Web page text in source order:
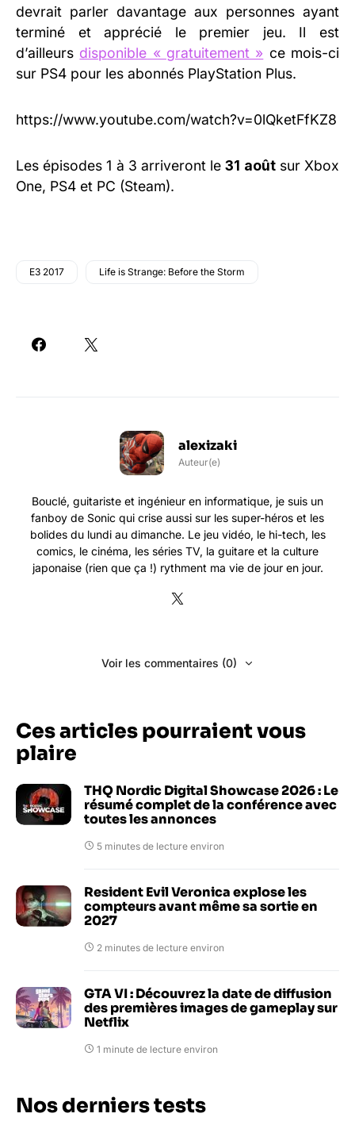
devrait parler davantage aux personnes ayant
terminé et apprécié le premier jeu. Il est
d’ailleurs disponible « gratuitement » ce mois-ci
sur PS4 pour les abonnés PlayStation Plus.
https://www.youtube.com/watch?v=0lQketFfKZ8
Les épisodes 1 à 3 arriveront le31 aoûtsur Xbox
One, PS4 et PC (Steam).
E3 2017 Life is Strange: Before the Storm
alexizaki
Auteur(e)
Bouclé, guitariste et ingénieur en informatique, je suis un
fanboy de Sonic qui crise aussi sur les super-héros et les
bolides du lundi au dimanche. Le jeu vidéo, le hi-tech, les
comics, le cinéma, les séries TV, la guitare et la culture
japonaise (rien que ça !) rythment ma vie de jour en jour.
Voir les commentaires (0)
Ces articles pourraient vous
plaire
THQ Nordic Digital Showcase 2026 : Le
résumé complet de la conférence avec
toutes les annonces
5 minutes de lecture environ
Resident Evil Veronica explose les
compteurs avant même sa sortie en
2027
2 minutes de lecture environ
GTA VI : Découvrez la date de diffusion
des premières images de gameplay sur
Netflix
1 minute de lecture environ
Nos derniers tests